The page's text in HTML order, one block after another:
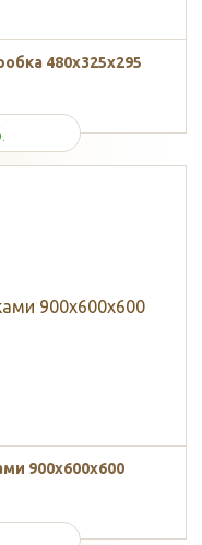
480х325х295
900х600х600